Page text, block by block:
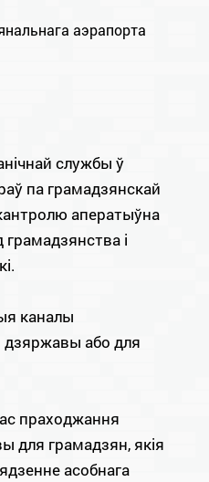
службы ў
па грамадзянскай
аператыўна
і
каналы
або для
праходжання
для грамадзян, якія
асобнага